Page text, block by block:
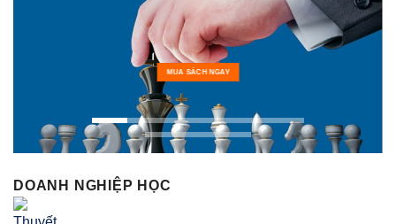
MUA SÁCH NGAY
DOANH NGHIỆP HỌC